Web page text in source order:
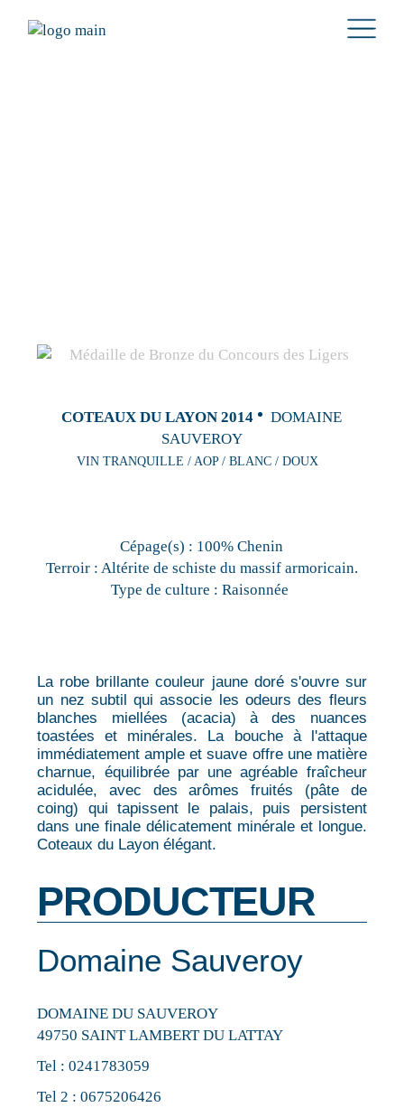
COTEAUX DU LAYON 2014
DOMAINE
SAUVEROY
VIN TRANQUILLE / AOP / BLANC / DOUX
Cépage(s) : 100% Chenin
Terroir : Altérite de schiste du massif armoricain.
Type de culture : Raisonnée
La robe brillante couleur jaune doré s'ouvre sur
un nez subtil qui associe les odeurs des fleurs
blanches miellées (acacia) à des nuances
toastées et minérales. La bouche à l'attaque
immédiatement ample et suave offre une matière
charnue, équilibrée par une agréable fraîcheur
acidulée, avec des arômes fruités (pâte de
coing) qui tapissent le palais, puis persistent
dans une finale délicatement minérale et longue.
Coteaux du Layon élégant.
PRODUCTEUR
Domaine Sauveroy
DOMAINE DU SAUVEROY
49750 SAINT LAMBERT DU LATTAY
Tel :0241783059
Tel 2 :0675206426